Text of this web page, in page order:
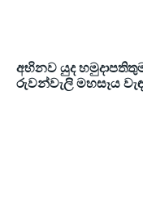
අභිනව යුද
රුවන්වැලි මහසෑය